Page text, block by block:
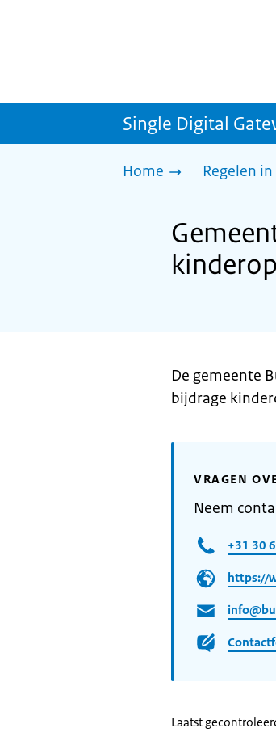
Single Digital
Home Regelen
De gemeente
bijdrage
VRAGEN
Neem
+31 30
https://
Laatst